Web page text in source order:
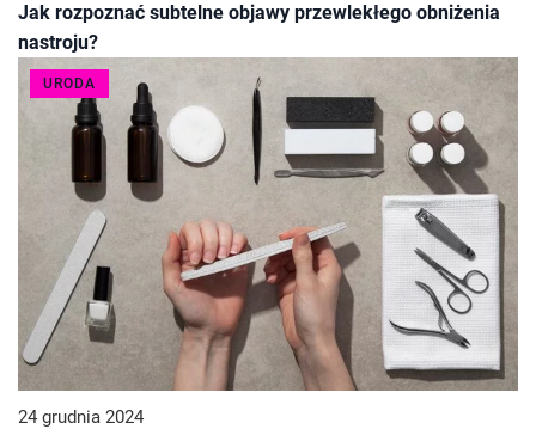
Jak rozpoznać subtelne objawy przewlekłego obniżenia
nastroju?
URODA
24 grudnia 2024